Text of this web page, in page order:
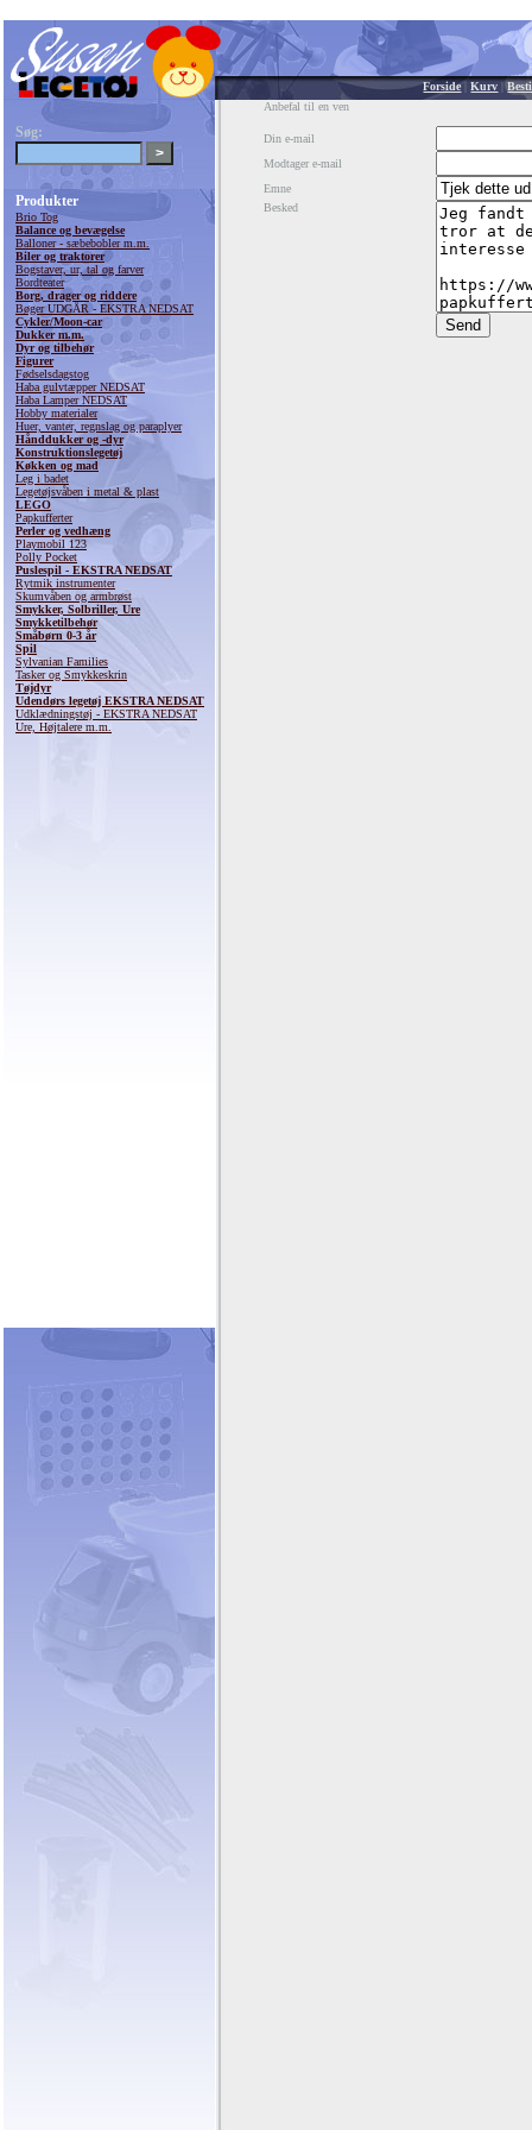
Forside|Kurv |
Søg:
Produkter
Brio Tog
Balance og bevægelse
Balloner - sæbebobler m.m.
Biler og traktorer
Bogstaver, ur, tal og farver
Bordteater
Borg, drager og riddere
Bøger UDGÅR - EKSTRA NEDSAT
Cykler/Moon-car
Dukker m.m.
Dyr og tilbehør
Figurer
Fødselsdagstog
Haba gulvtæpper NEDSAT
Haba Lamper NEDSAT
Hobby materialer
Huer, vanter, regnslag og paraplyer
Hånddukker og -dyr
Konstruktionslegetøj
Køkken og mad
Leg i badet
Legetøjsvåben i metal & plast
LEGO
Papkufferter
Perler og vedhæng
Playmobil 123
Polly Pocket
Puslespil - EKSTRA NEDSAT
Rytmik instrumenter
Skumvåben og armbrøst
Smykker, Solbriller, Ure
Smykketilbehør
Småbørn 0-3 år
Spil
Sylvanian Families
Tasker og Smykkeskrin
Tøjdyr
Udendørs legetøj EKSTRA NEDSAT
Udklædningstøj - EKSTRA NEDSAT
Ure, Højtalere m.m.
Anbefal til en ven
Din e-mail
Modtager e-mail
Emne
Besked